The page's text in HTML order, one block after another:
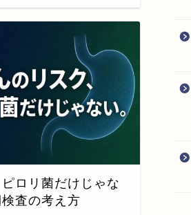
ロリ菌だけじゃな
査の考え方